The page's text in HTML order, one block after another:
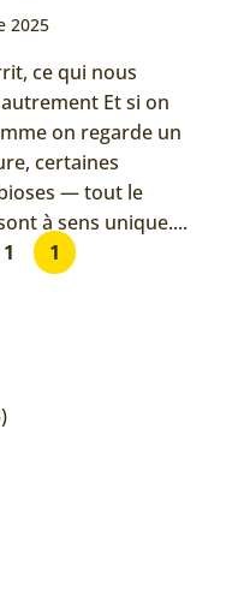
2025
ce qui nous
Et si on
on regarde un
certaines
— tout le
à sens unique....
1